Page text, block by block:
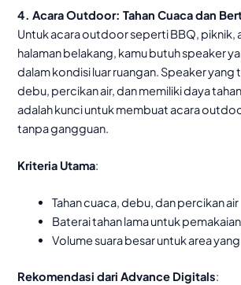
4. Acara Outdoor: Tahan Cuaca dan
Untuk acara outdoor seperti BBQ, piknik,
halaman belakang, kamu butuh speaker
dalam kondisi luar ruangan. Speaker yang
debu, percikan air, dan memiliki daya
adalah kunci untuk membuat acara
tanpa gangguan.
Kriteria Utama:
Tahan cuaca, debu, dan percikan air
Baterai tahan lama untuk
Volume suara besar untuk area
Rekomendasi dari Advance Digitals: